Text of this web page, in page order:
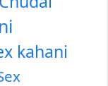
kahani